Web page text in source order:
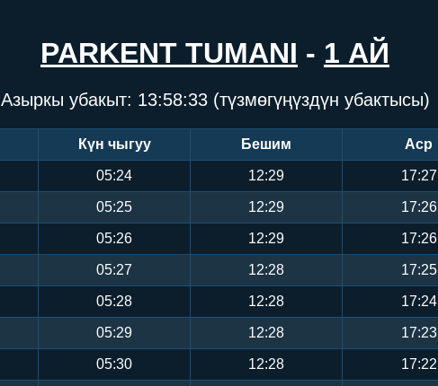
PARKENT TUMANI - 1 АЙ
Азыркы убакыт: 13:58:33(түзмөгүңүздүн убактысы)
Күн чыгуу Бешим Аср
05:24 12:29 17:27
05:25 12:29 17:26
05:26 12:29 17:26
05:27 12:28 17:25
05:28 12:28 17:24
05:29 12:28 17:23
05:30 12:28 17:22